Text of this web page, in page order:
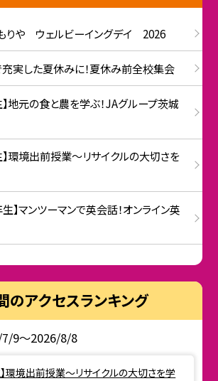
りや ウェルビーイングデイ 2026
実した夏休みに！夏休み前全校集会
地元の食と農を学ぶ！JAグループ茨城
環境出前授業〜リサイクルの大切さを
】マンツーマンで英会話！オンライン英
のアクセスランキング
7/9～2026/8/8
】環境出前授業〜リサイクルの大切さを学